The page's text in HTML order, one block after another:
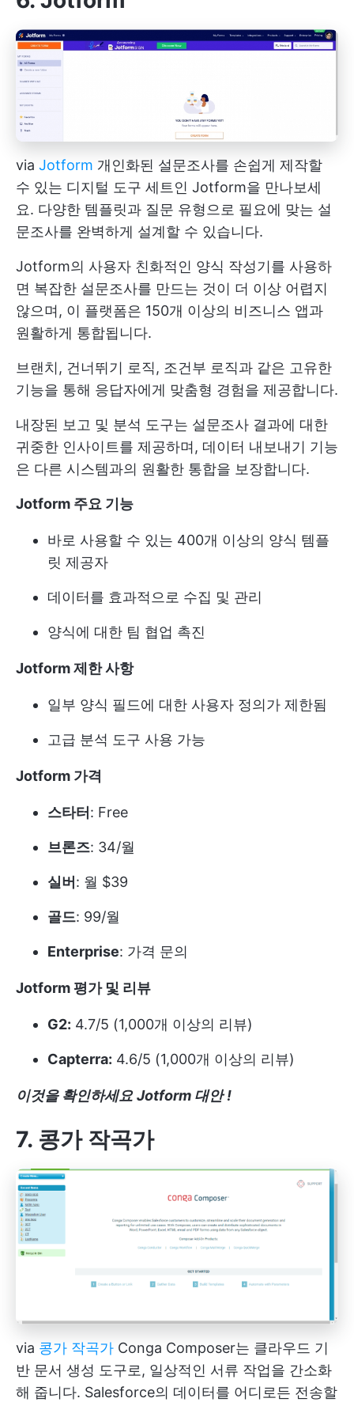
via Jotform 개인화된 설문조사를 손쉽게 제작할
수 있는 디지털 도구 세트인 Jotform을 만나보세
요. 다양한 템플릿과 질문 유형으로 필요에 맞는 설
문조사를 완벽하게 설계할 수 있습니다.
Jotform의 사용자 친화적인 양식 작성기를 사용하
면 복잡한 설문조사를 만드는 것이 더 이상 어렵지
않으며, 이 플랫폼은 150개 이상의 비즈니스 앱과
원활하게 통합됩니다.
브랜치, 건너뛰기 로직, 조건부 로직과 같은 고유한
기능을 통해 응답자에게 맞춤형 경험을 제공합니다.
내장된 보고 및 분석 도구는 설문조사 결과에 대한
귀중한 인사이트를 제공하며, 데이터 내보내기 기능
은 다른 시스템과의 원활한 통합을 보장합니다.
Jotform 주요 기능
바로 사용할 수 있는 400개 이상의 양식 템플
릿 제공자
데이터를 효과적으로 수집 및 관리
양식에 대한 팀 협업 촉진
Jotform 제한 사항
일부 양식 필드에 대한 사용자 정의가 제한됨
고급 분석 도구 사용 가능
Jotform 가격
스타터: Free
브론즈: 34/월
실버: 월 $39
골드: 99/월
Enterprise: 가격 문의
Jotform 평가 및 리뷰
G2: 4.7/5 (1,000개 이상의 리뷰)
Capterra: 4.6/5 (1,000개 이상의 리뷰)
이것을 확인하세요 Jotform 대안 !
7. 콩가 작곡가
via 콩가 작곡가 Conga Composer는 클라우드 기
반 문서 생성 도구로, 일상적인 서류 작업을 간소화
해 줍니다. Salesforce의 데이터를 어디로든 전송할